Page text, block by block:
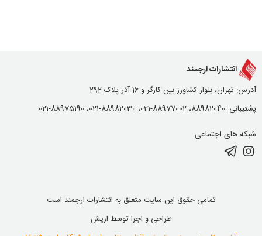
انتشارات ارجمند
آدرس: تهران، بلوار کشاورز بین کارگر و 16 آذر پلاک 292
پشتیبانی: 88982040، 88977002-021، 88982030-021، 88975190-021
شبکه های اجتماعی
تمامی حقوق این سایت متعلق به انتشارات ارجمند است
طراحی و اجرا توسط اریش